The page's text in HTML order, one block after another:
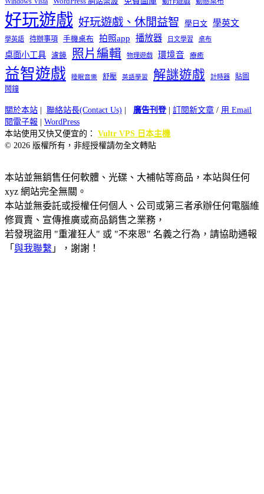
好玩遊戲 好玩遊戲、休閒益智 學日文 學英文
學英語 待辦事項 手機桌布 拍照app 播放器 日文學習 桌布
桌面小工具 濾鏡 照片編輯 物理遊戲 環境音 療癒
益智遊戲 睡眠音樂 舒壓 英語學習 解謎遊戲 計時器
貼圖
鬧鐘
關於本站 聯絡站長(Contact Us) 廣告刊登| 訂閱新文章 / 用 Email
閱電子報
WordPress
本站使用又快又便宜的： Vultr VPS 日本主機
© 2026 版權所有，非經授權請勿全文轉貼
本站並無銷售任何軟體、光碟、大補帖等商品，本站與任何
xyz 網站完全無關。
本站並無委託或授權任何個人、公司或第三者承辦任何電腦維
修買賣、宣傳推廣或商品銷售之業務，
若發現盜用 "重灌狂人" 或 "不來恩" 名義之行為，請協助通報
「 與我聯繫 」，謝謝！